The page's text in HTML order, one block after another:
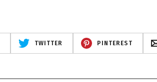
TWITTER PINTEREST